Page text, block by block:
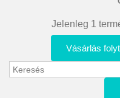
Jelenleg 1
Vásárlás